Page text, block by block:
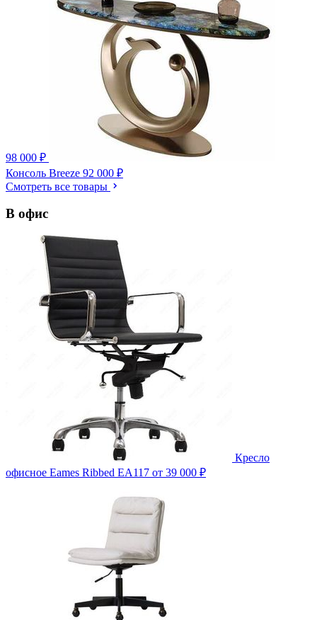
98 000 ₽
Консоль Breeze 92 000 ₽
Смотреть все товары
В офис
Кресло
офисное Eames Ribbed EA117 от 39 000 ₽